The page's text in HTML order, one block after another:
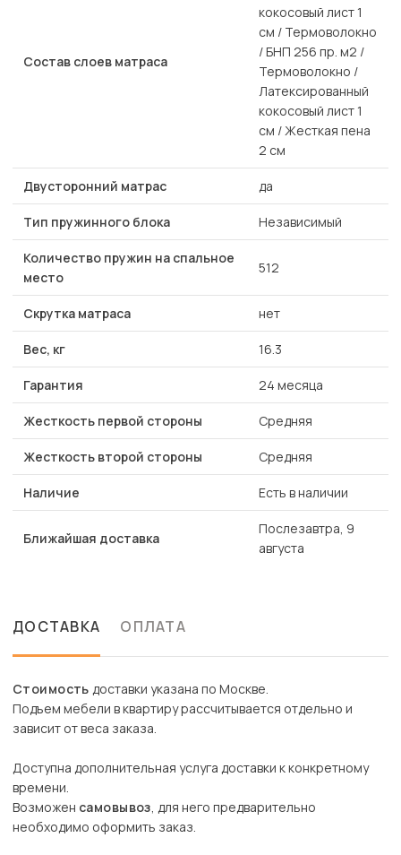
Состав слоев матраса
кокосовый лист 1
см / Термоволокно
/ БНП 256 пр. м2 /
Термоволокно /
Латексированный
кокосовый лист 1
см / Жесткая пена
2 см
Двусторонний матрас да
Тип пружинного блока Независимый
Количество пружин на спальное
место
512
Скрутка матраса нет
Вес, кг 16.3
Гарантия 24 месяца
Жесткость первой стороны Средняя
Жесткость второй стороны Средняя
Наличие Есть в наличии
Ближайшая доставка
Послезавтра, 9
августа
ДОСТАВКА ОПЛАТА
Стоимость доставки указана по Москве.
Подъем мебели в квартиру рассчитывается отдельно и
зависит от веса заказа.
Доступна дополнительная услуга доставки к конкретному
времени.
Возможен самовывоз, для него предварительно
необходимо оформить заказ.